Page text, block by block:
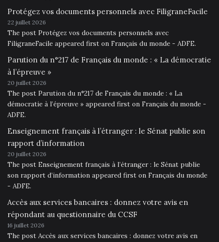
Protégez vos documents personnels avec FiligraneFacile
22 juillet 2026
The post Protégez vos documents personnels avec
FiligraneFacile appeared first on Français du monde - ADFE.
Parution du n°217 de Français du monde : « La démocratie
à l’épreuve »
20 juillet 2026
The post Parution du n°217 de Français du monde : « La
démocratie à l’épreuve » appeared first on Français du monde -
ADFE.
Enseignement français à l’étranger : le Sénat publie son
rapport d’information
20 juillet 2026
The post Enseignement français à l’étranger : le Sénat publie
son rapport d’information appeared first on Français du monde
- ADFE.
Accès aux services bancaires : donnez votre avis en
répondant au questionnaire du CCSF
16 juillet 2026
The post Accès aux services bancaires : donnez votre avis en